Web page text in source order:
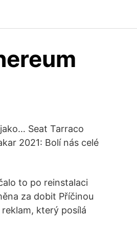
Seat Tarraco
2021: Bolí nás celé
to po reinstalaci
za dobit Příčinou
který posílá